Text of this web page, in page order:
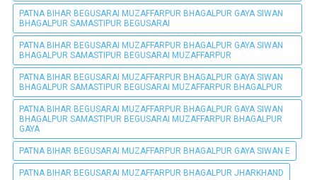
PATNA BIHAR BEGUSARAI MUZAFFARPUR BHAGALPUR GAYA SIWAN
BHAGALPUR SAMASTIPUR BEGUSARAI
PATNA BIHAR BEGUSARAI MUZAFFARPUR BHAGALPUR GAYA SIWAN
BHAGALPUR SAMASTIPUR BEGUSARAI MUZAFFARPUR
PATNA BIHAR BEGUSARAI MUZAFFARPUR BHAGALPUR GAYA SIWAN
BHAGALPUR SAMASTIPUR BEGUSARAI MUZAFFARPUR BHAGALPUR
PATNA BIHAR BEGUSARAI MUZAFFARPUR BHAGALPUR GAYA SIWAN
BHAGALPUR SAMASTIPUR BEGUSARAI MUZAFFARPUR BHAGALPUR
GAYA
PATNA BIHAR BEGUSARAI MUZAFFARPUR BHAGALPUR GAYA SIWAN E
PATNA BIHAR BEGUSARAI MUZAFFARPUR BHAGALPUR JHARKHAND